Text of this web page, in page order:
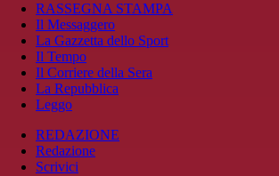
RASSEGNA STAMPA
Il Messaggero
La Gazzetta dello Sport
Il Tempo
Il Corriere della Sera
La Repubblica
Leggo
REDAZIONE
Redazione
Scrivici